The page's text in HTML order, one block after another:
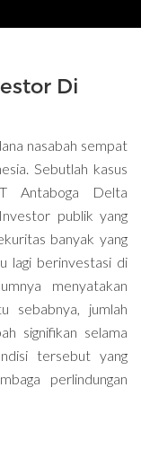
Di
nasabah sempat
Sebutlah kasus
Antaboga Delta
publik yang
banyak yang
lagi berinvestasi di
menyatakan
sebabnya, jumlah
signifikan selama
tersebut yang
perlindungan